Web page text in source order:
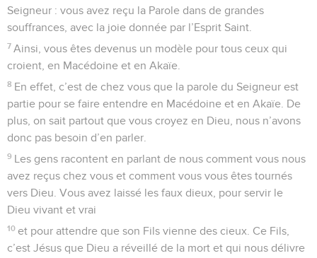
Seigneur : vous avez reçu la Parole dans de grandes
souffrances, avec la joie donnée par l’Esprit Saint.
7 Ainsi, vous êtes devenus un modèle pour tous ceux qui
croient, en Macédoine et en Akaïe.
8 En effet, c’est de chez vous que la parole du Seigneur est
partie pour se faire entendre en Macédoine et en Akaïe. De
plus, on sait partout que vous croyez en Dieu, nous n’avons
donc pas besoin d’en parler.
9 Les gens racontent en parlant de nous comment vous nous
avez reçus chez vous et comment vous vous êtes tournés
vers Dieu. Vous avez laissé les faux dieux, pour servir le
Dieu vivant et vrai
10 et pour attendre que son Fils vienne des cieux. Ce Fils,
c’est Jésus que Dieu a réveillé de la mort et qui nous délivre